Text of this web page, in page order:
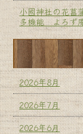
小國神社の花菖
多機能 よろず
2026年8月
2026年7月
2026年6月